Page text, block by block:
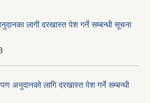
लागी दरखास्त पेश गर्ने सम्बन्धी सूचना
अनुदानको लागि दरखास्त पेश गर्ने सम्बन्धी